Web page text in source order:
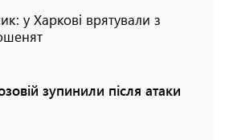
у Харкові врятували з
зупинили після атаки